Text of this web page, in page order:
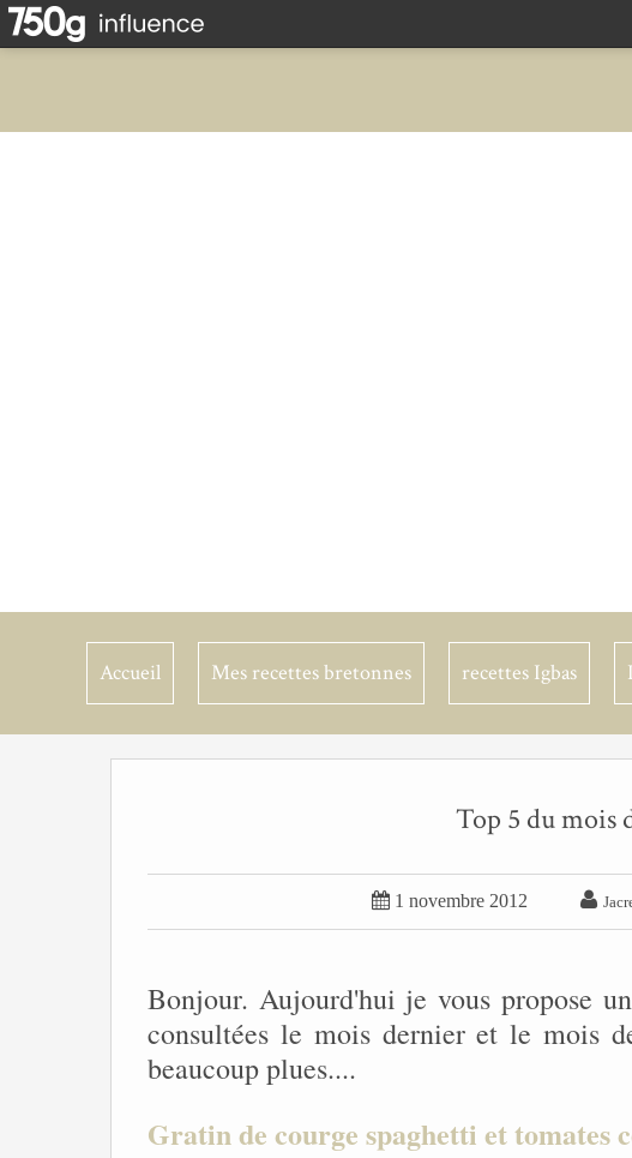
Accueil Mes recettes bretonnes recettes Igbas
Top 5 du mois
 1 novembre 2012 
Bonjour. Aujourd'hui je vous propose
consultées le mois dernier et le mois
beaucoup plues....
Gratin de courge spaghetti et tomates